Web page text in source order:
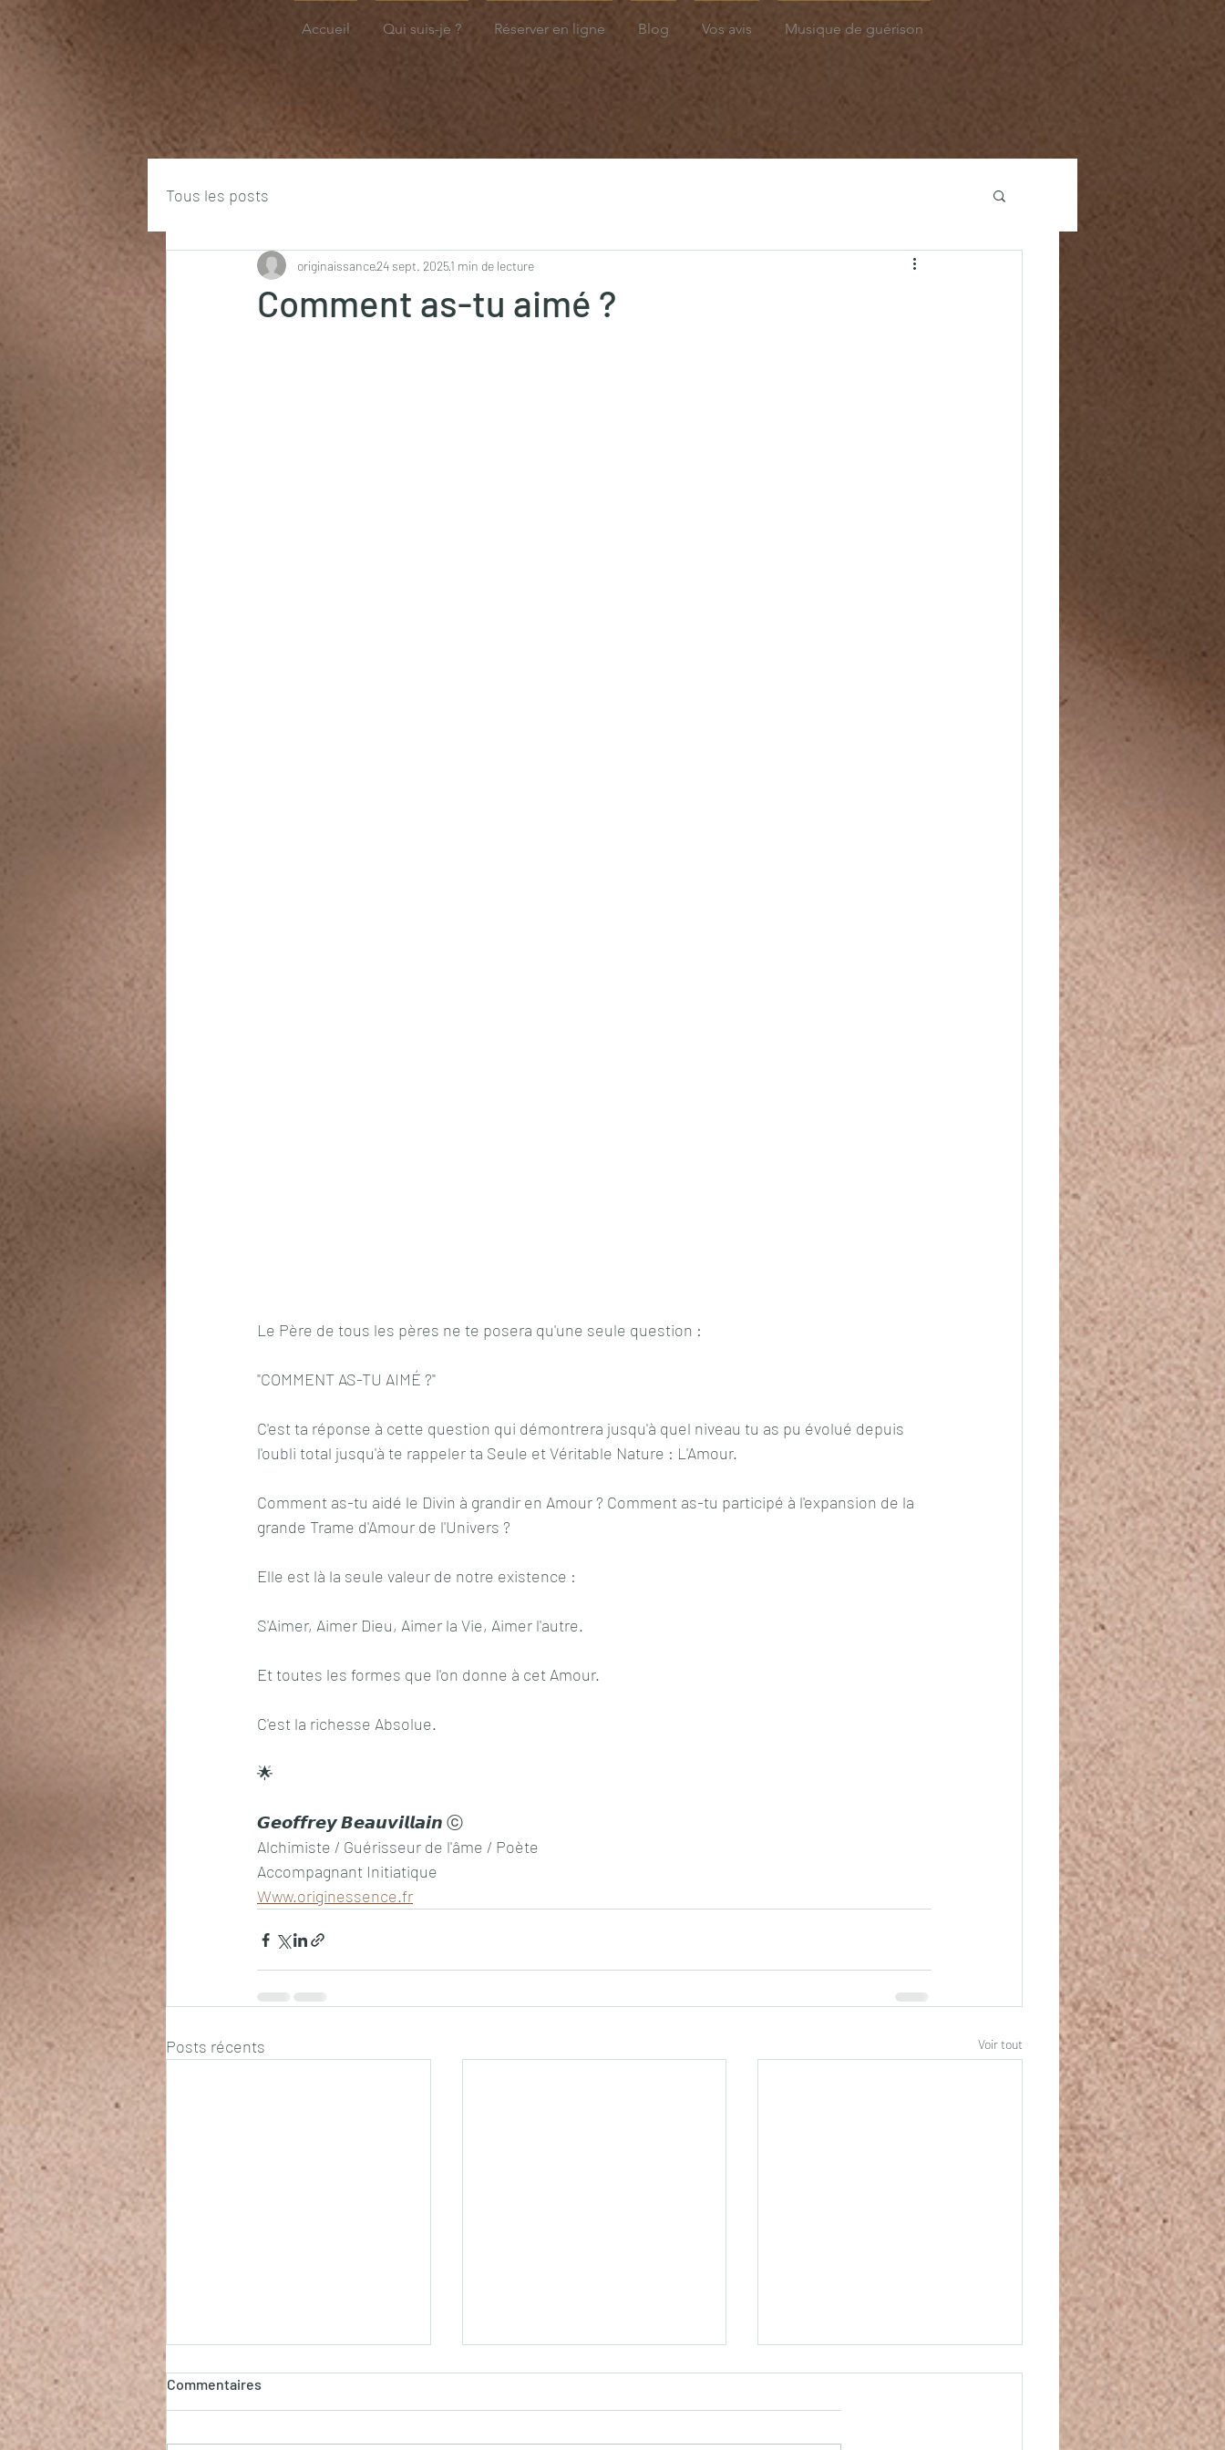
Accueil Qui suis-je ? Réserver en ligne Blog Vos avis Musique de guérison
Tous les posts
Comment as-tu aimé ?
originaissance24 sept. 20251 min de lecture
Le Père de tous les pères ne te posera qu'une seule question :
"COMMENT AS-TU AIMÉ ?"
C'est ta réponse à cette question qui démontrera jusqu'à quel niveau tu as pu évolué depuis
l'oubli total jusqu'à te rappeler ta Seule et Véritable Nature : L'Amour.
Comment as-tu aidé le Divin à grandir en Amour ? Comment as-tu participé à l'expansion de la
grande Trame d'Amour de l'Univers ?
Elle est là la seule valeur de notre existence :
S'Aimer, Aimer Dieu, Aimer la Vie, Aimer l'autre.
Et toutes les formes que l'on donne à cet Amour.
C'est la richesse Absolue.
🌟
𝙂𝙚𝙤𝙛𝙛𝙧𝙚𝙮 𝘽𝙚𝙖𝙪𝙫𝙞𝙡𝙡𝙖𝙞𝙣 ⓒ
Alchimiste / Guérisseur de l'âme / Poète
Accompagnant Initiatique
Www.originessence.fr
Posts récents Voir tout
Commentaires